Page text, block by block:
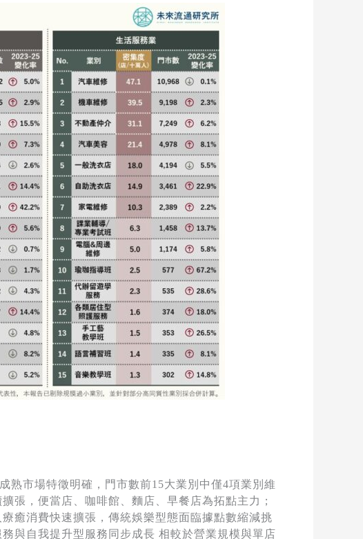
熟市場特徵明確，門市數前15大業別中僅4項業別維
張，便當店、咖啡館、麵店、早餐店為拓點主力；
癒消費快速擴張，傳統娛樂型態面臨據點數縮減挑
與自我提升型服務同步成長 相較於營業規模與單店